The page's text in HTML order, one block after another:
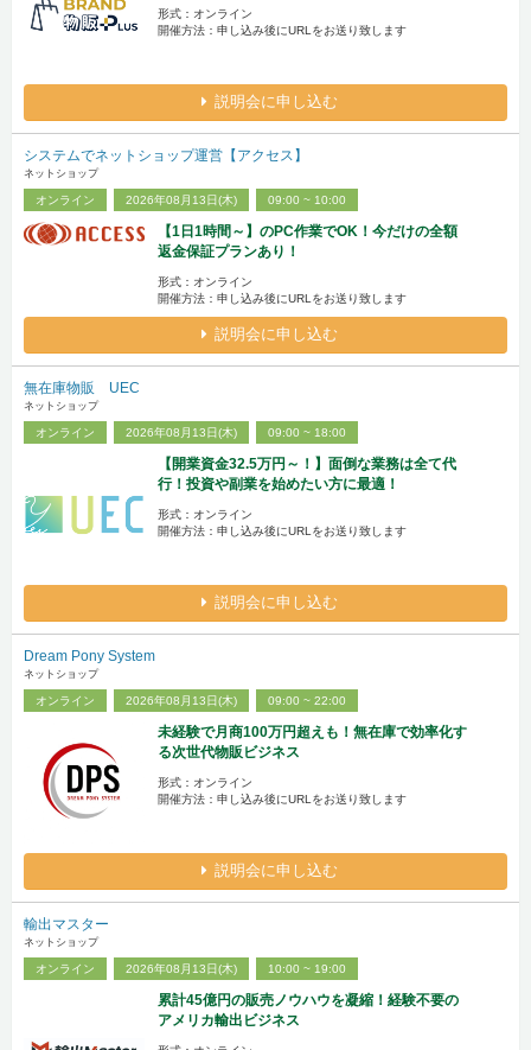
形式：オンライン
開催方法：申し込み後にURLをお送り致します
説明会に申し込む
システムでネットショップ運営【アクセス】
ネットショップ
オンライン 2026年08月13日(木) 09:00 ~ 10:00
【1日1時間～】のPC作業でOK！今だけの全額
返金保証プランあり！
形式：オンライン
開催方法：申し込み後にURLをお送り致します
説明会に申し込む
無在庫物販 UEC
ネットショップ
オンライン 2026年08月13日(木) 09:00 ~ 18:00
【開業資金32.5万円～！】面倒な業務は全て代
行！投資や副業を始めたい方に最適！
形式：オンライン
開催方法：申し込み後にURLをお送り致します
説明会に申し込む
Dream Pony System
ネットショップ
オンライン 2026年08月13日(木) 09:00 ~ 22:00
未経験で月商100万円超えも！無在庫で効率化す
る次世代物販ビジネス
形式：オンライン
開催方法：申し込み後にURLをお送り致します
説明会に申し込む
輸出マスター
ネットショップ
オンライン 2026年08月13日(木) 10:00 ~ 19:00
累計45億円の販売ノウハウを凝縮！経験不要の
アメリカ輸出ビジネス